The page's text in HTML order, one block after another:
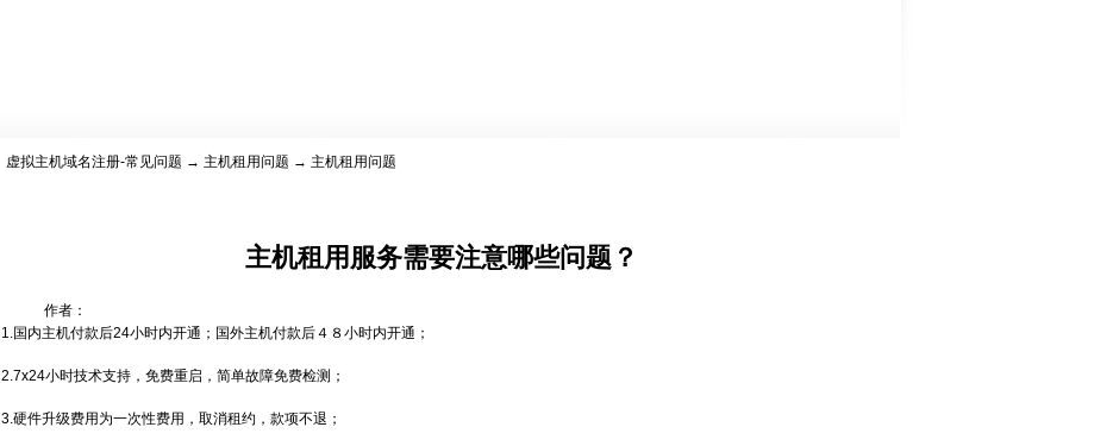
虚拟主机域名注册-常见问题 → 主机租用问题 → 主机租用问题
主机租用服务需要注意哪些问题？
作者：
1.国内主机付款后24小时内开通；国外主机付款后４８小时内开通；
2.7x24小时技术支持，免费重启，简单故障免费检测；
3.硬件升级费用为一次性费用，取消租约，款项不退；